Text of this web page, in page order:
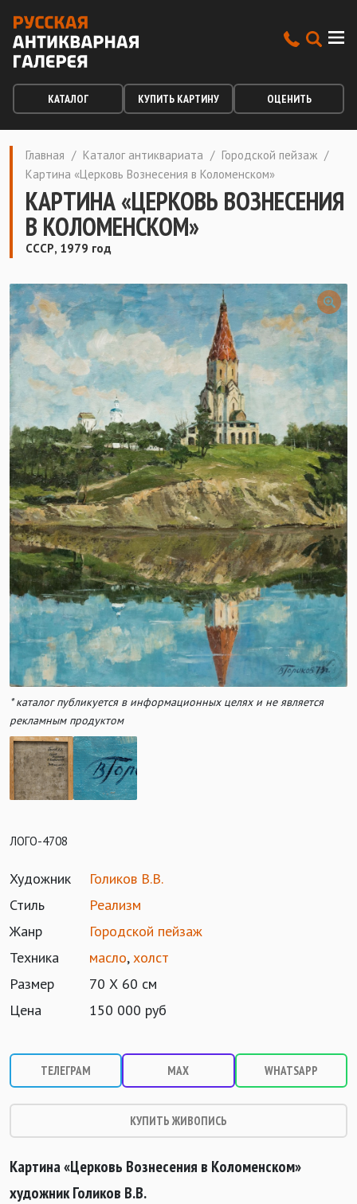
КАТАЛОГ КУПИТЬ КАРТИНУ ОЦЕНИТЬ
Главная / Каталог антиквариата / Городской пейзаж /
Картина «Церковь Вознесения в Коломенском»
КАРТИНА «ЦЕРКОВЬ ВОЗНЕСЕНИЯ
В КОЛОМЕНСКОМ»
СССР, 1979 год
* каталог публикуется в информационных целях и не является
рекламным продуктом
ЛОГО-4708
Художник
Голиков В.В.
Стиль
Реализм
Жанр
Городской пейзаж
Техника
масло,холст
Размер
70 Х 60 см
Цена
150 000 руб
ТЕЛЕГРАМ MAX WHATSAPP
КУПИТЬ ЖИВОПИСЬ
Картина «Церковь Вознесения в Коломенском»
художник Голиков В.В.